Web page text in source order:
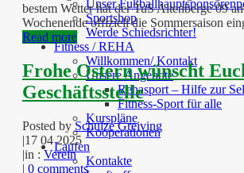
Unser
Sportshop
Werde Schiedsrichter!
Fitness / REHA
Willkommen/ Kontakt
Unsere Angebote
Rehasport – Hilfe zur
Fitness-Sport für alle
Kurspläne
Kooperationen
Laufen
Kontakte
bestem Wetter hat der TuS Altenberge 09
Wochenende offiziell die Sommersaison
Read more
Frohe Ostern wünscht
Geschäftsstelle
Posted bySchulze Greiving
|17 04 2025
|in : Verein
| 0 comments